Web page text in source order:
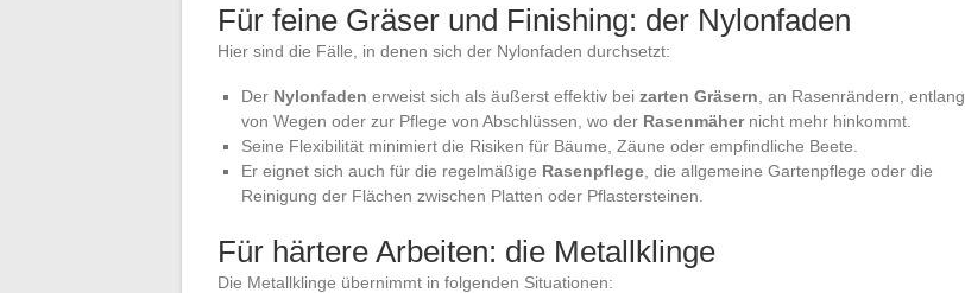
Für feine Gräser und Finishing: der Nylonfaden
Hier sind die Fälle, in denen sich der Nylonfaden durchsetzt:
Der Nylonfaden erweist sich als äußerst effektiv bei zarten Gräsern , an Rasenrändern, entlang
von Wegen oder zur Pflege von Abschlüssen, wo der Rasenmähernicht mehr hinkommt.
Seine Flexibilität minimiert die Risiken für Bäume, Zäune oder empfindliche Beete.
Er eignet sich auch für die regelmäßige Rasenpflege , die allgemeine Gartenpflege oder die
Reinigung der Flächen zwischen Platten oder Pflastersteinen.
Für härtere Arbeiten: die Metallklinge
Die Metallklinge übernimmt in folgenden Situationen: